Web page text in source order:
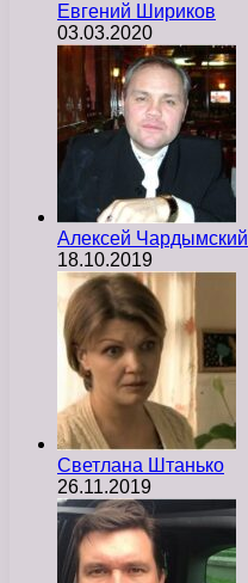
Евгений Шириков
03.03.2020
Алексей Чардымский
18.10.2019
Светлана Штанько
26.11.2019